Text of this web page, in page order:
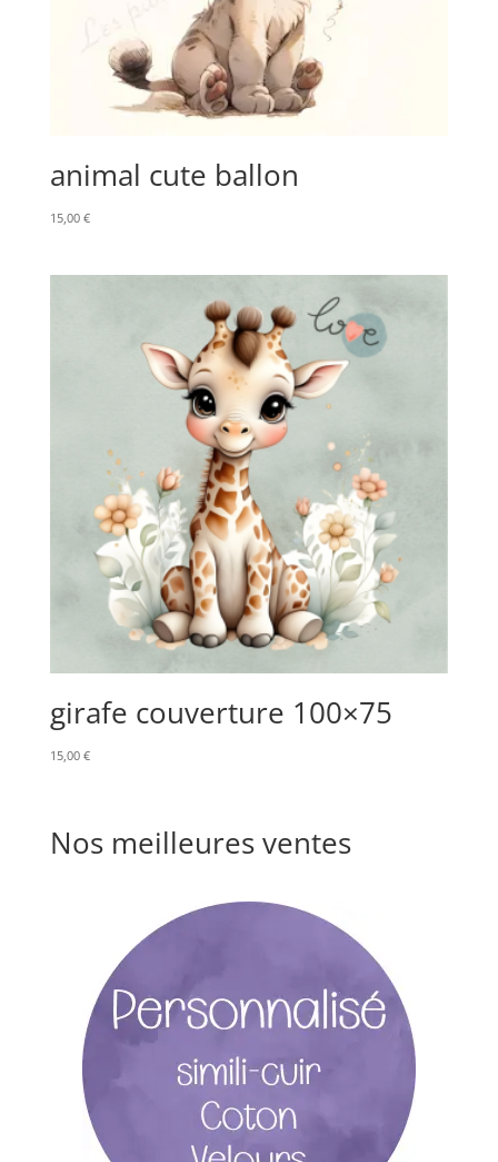
animal cute ballon
15,00 €
girafe couverture 100×75
15,00 €
Nos meilleures ventes